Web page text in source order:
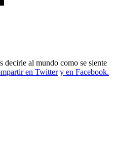
decirle al mundo como se siente
en Twitter y en Facebook.